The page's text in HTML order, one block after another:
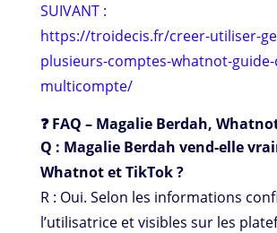
SUIVANT :
https://troidecis.fr/creer-utiliser-
plusieurs-comptes-whatnot-
multicompte/
❓ FAQ – Magalie Berdah,
Q : Magalie Berdah vend-elle
Whatnot et TikTok ?
R : Oui. Selon les informations
l’utilisatrice et visibles sur les